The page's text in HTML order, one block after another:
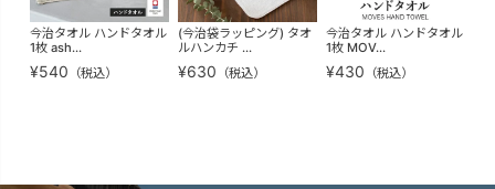
今治タオル ハンドタオル
1枚 ash...
¥540 （税込）
(今治袋ラッピング) タオ
ルハンカチ ...
¥630 （税込）
今治タオル ハンドタオル
1枚 MOV...
¥430 （税込）